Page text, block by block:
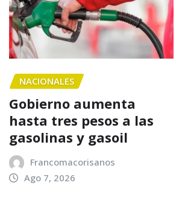
NACIONALES
Gobierno aumenta
hasta tres pesos a las
gasolinas y gasoil
Francomacorisanos
Ago 7, 2026